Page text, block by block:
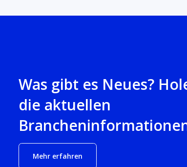
Was gibt es Neues?
die aktuellen
Mehr erfahren